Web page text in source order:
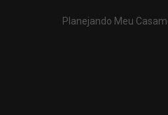
Planejando Meu